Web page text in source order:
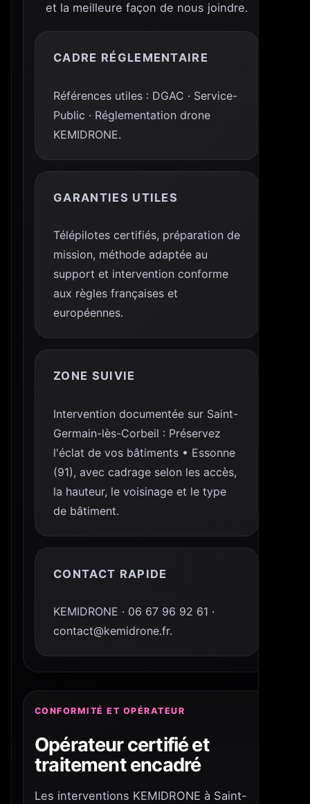
et la meilleure façon de nous joindre.
CADRE RÉGLEMENTAIRE
Références utiles : DGAC · Service-
Public · Réglementation drone
KEMIDRONE.
GARANTIES UTILES
Télépilotes certifiés, préparation de
mission, méthode adaptée au
support et intervention conforme
aux règles françaises et
européennes.
ZONE SUIVIE
Intervention documentée sur Saint-
Germain-lès-Corbeil : Préservez
l'éclat de vos bâtiments • Essonne
(91), avec cadrage selon les accès,
la hauteur, le voisinage et le type
de bâtiment.
CONTACT RAPIDE
KEMIDRONE · 06 67 96 92 61 ·
contact@kemidrone.fr.
CONFORMITÉ ET OPÉRATEUR
Opérateur certifié et
traitement encadré
Les interventions KEMIDRONE à Saint-